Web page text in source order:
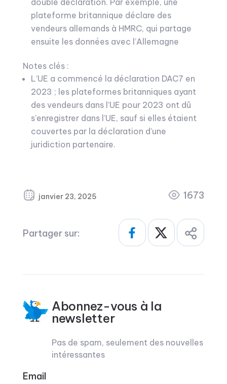
double déclaration. Par exemple, une
plateforme britannique déclare des
vendeurs allemands à HMRC, qui partage
ensuite les données avec l’Allemagne
Notes clés :
L’UE a commencé la déclaration DAC7 en
2023 ; les plateformes britanniques ayant
des vendeurs dans l’UE pour 2023 ont dû
s’enregistrer dans l’UE, sauf si elles étaient
couvertes par la déclaration d’une
juridiction partenaire.
janvier 23, 2025 1673
Partager sur:
Abonnez-vous à la
newsletter
Pas de spam, seulement des nouvelles
intéressantes
Email